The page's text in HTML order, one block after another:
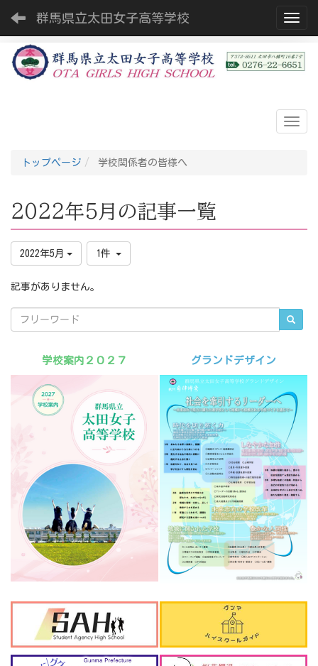
群馬県立太田女子高等学校
トップページ 学校関係者の皆様へ
2022年5月の記事一覧
2022年5月 1件
記事がありません。
学校案内２０２７ グランドデザイン